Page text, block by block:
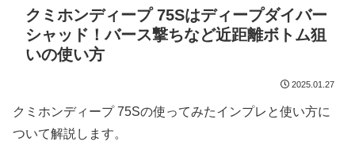
クミホンディープ 75Sはディープダイバー
シャッド！バース撃ちなど近距離ボトム狙
いの使い方
2025.01.27
クミホンディープ 75Sの使ってみたインプレと使い方に
ついて解説します。